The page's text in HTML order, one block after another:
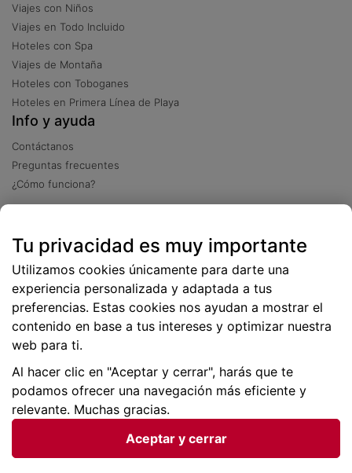
Viajes con Niños
Viajes en Todo Incluido
Hoteles con Spa
Viajes de Montaña
Hoteles con Toboganes
Hoteles en Primera Línea de Playa
Info y ayuda
Contáctanos
Preguntas frecuentes
¿Cómo funciona?
Más de 2 millones de descargas
Tu privacidad es muy importante
Utilizamos cookies únicamente para darte una
experiencia personalizada y adaptada a tus
preferencias. Estas cookies nos ayudan a mostrar el
contenido en base a tus intereses y optimizar nuestra
web para ti.
Al hacer clic en "Aceptar y cerrar", harás que te
podamos ofrecer una navegación más eficiente y
relevante. Muchas gracias.
Aceptar y cerrar